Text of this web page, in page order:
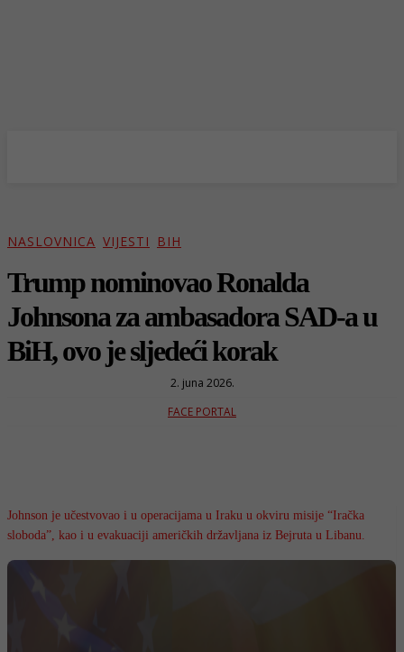
NASLOVNICA VIJESTI BIH
Trump nominovao Ronalda
Johnsona za ambasadora SAD-a u
BiH, ovo je sljedeći korak
2. juna 2026.
FACE PORTAL
Johnson je učestvovao i u operacijama u Iraku u okviru misije “Iračka
sloboda”, kao i u evakuaciji američkih državljana iz Bejruta u Libanu.